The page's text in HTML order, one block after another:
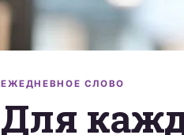
ЕЖЕДНЕВНОЕ СЛОВО
Для